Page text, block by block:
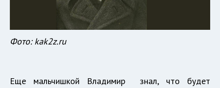
Фото: kak2z.ru
Еще мальчишкой Владимир знал, что будет